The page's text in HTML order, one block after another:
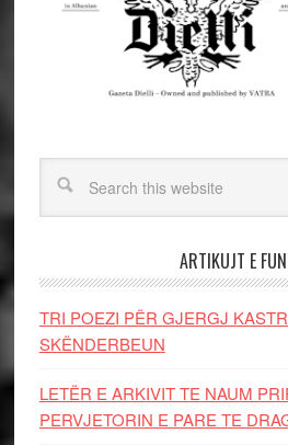
ARTIKUJT E
TRI POEZI PËR GJERGJ
SKËNDERBEUN
LETËR E ARKIVIT TE NAUM
PERVJETORIN E PARE TE